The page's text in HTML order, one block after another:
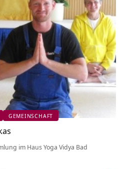
GEMEINSCHAFT
im Haus Yoga Vidya Bad